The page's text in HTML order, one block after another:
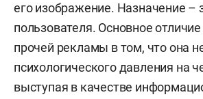
его изображение. Назначение –
пользователя. Основное
прочей рекламы в том, что она
психологического давления на
выступая в качестве